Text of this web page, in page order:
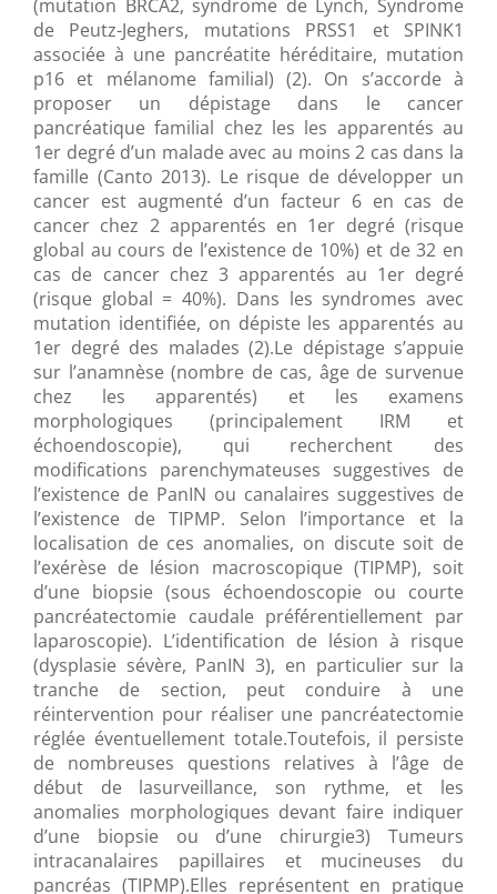
(mutation BRCA2, syndrome de Lynch, Syndrome
de Peutz-Jeghers, mutations PRSS1 et SPINK1
associée à une pancréatite héréditaire, mutation
p16 et mélanome familial) (2). On s’accorde à
proposer un dépistage dans le cancer
pancréatique familial chez les les apparentés au
1er degré d’un malade avec au moins 2 cas dans la
famille (Canto 2013). Le risque de développer un
cancer est augmenté d’un facteur 6 en cas de
cancer chez 2 apparentés en 1er degré (risque
global au cours de l’existence de 10%) et de 32 en
cas de cancer chez 3 apparentés au 1er degré
(risque global = 40%). Dans les syndromes avec
mutation identifiée, on dépiste les apparentés au
1er degré des malades (2).Le dépistage s’appuie
sur l’anamnèse (nombre de cas, âge de survenue
chez les apparentés) et les examens
morphologiques (principalement IRM et
échoendoscopie), qui recherchent des
modifications parenchymateuses suggestives de
l’existence de PanIN ou canalaires suggestives de
l’existence de TIPMP. Selon l’importance et la
localisation de ces anomalies, on discute soit de
l’exérèse de lésion macroscopique (TIPMP), soit
d’une biopsie (sous échoendoscopie ou courte
pancréatectomie caudale préférentiellement par
laparoscopie). L’identification de lésion à risque
(dysplasie sévère, PanIN 3), en particulier sur la
tranche de section, peut conduire à une
réintervention pour réaliser une pancréatectomie
réglée éventuellement totale.Toutefois, il persiste
de nombreuses questions relatives à l’âge de
début de lasurveillance, son rythme, et les
anomalies morphologiques devant faire indiquer
d’une biopsie ou d’une chirurgie3) Tumeurs
intracanalaires papillaires et mucineuses du
pancréas (TIPMP).Elles représentent en pratique